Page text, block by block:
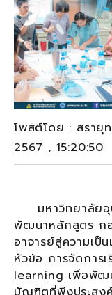
โพสต์โดย : สรา
2567 ,
มหาวิทยาลัยอุบ
พัฒนาหลักสูตร ก
อาจารย์สู่ความเป็
หัวข้อ การจัดการ
learning เพื่อพั